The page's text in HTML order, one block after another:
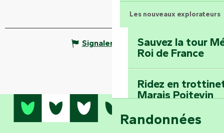
Les nouveaux explorateurs
Sauvez la tour
Roi de France
Ridez en
Marais Poitevin
Embarquez pour
Randonnées
Signaler une erreur